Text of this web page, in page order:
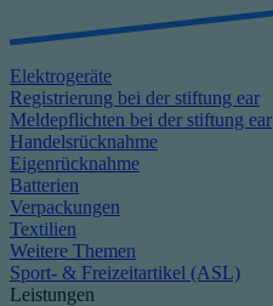
Elektrogeräte
Registrierung bei der stiftung ear
Meldepflichten bei der stiftung ear
Handelsrücknahme
Eigenrücknahme
Batterien
Verpackungen
Textilien
Weitere Themen
Sport- & Freizeitartikel (ASL)
Leistungen